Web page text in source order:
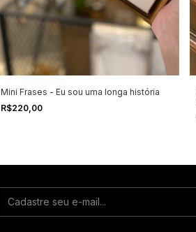
Mini Frases - Eu sou uma longa história
R$220,00